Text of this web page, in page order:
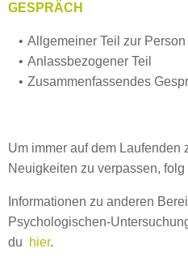
GESPRÄCH
Allgemeiner Teil zur
Anlassbezogener Teil
Zusammenfassendes
Um immer auf dem Laufenden
Neuigkeiten zu verpassen,
Informationen zu anderen
Psychologischen-
du
hier.